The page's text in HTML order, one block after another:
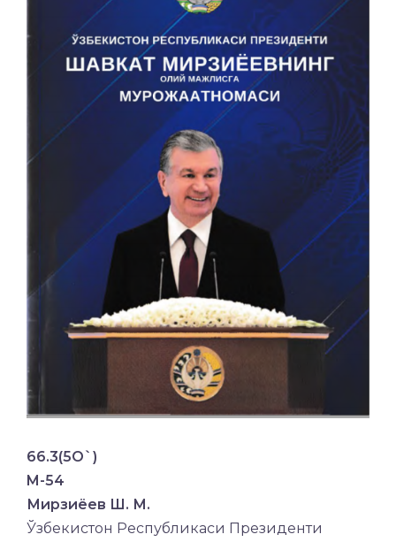
66.3(5O`)
M-54
Мирзиёев Ш. М.
Ўзбекистон Республикаси Президенти